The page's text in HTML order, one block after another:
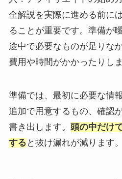
全解説を実際に進める前に
ることが重要です。準備が
途中で必要なものが足りな
費用や時間がかかったりしま
準備では、最初に必要な情
追加で用意するもの、確認
書き出します。 頭の中だけ
する と抜け漏れが減ります。